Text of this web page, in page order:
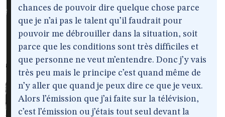
chances de pouvoir dire quelque chose parce
que je n’ai pas le talent qu’il faudrait pour
pouvoir me débrouiller dans la situation, soit
parce que les conditions sont très difficiles et
que personne ne veut m’entendre. Donc j’y vais
très peu mais le principe c’est quand même de
n’y aller que quand je peux dire ce que je veux.
Alors l’émission que j’ai faite sur la télévision,
c’est l’émission ou j’étais tout seul devant la